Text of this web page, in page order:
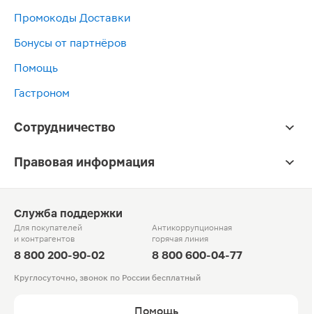
Промокоды Доставки
Бонусы от партнёров
Помощь
Гастроном
Сотрудничество
Правовая информация
Служба поддержки
Для покупателей
и контрагентов
8 800 200-90-02
Антикоррупционная
горячая линия
8 800 600-04-77
Круглосуточно, звонок по России бесплатный
Помощь